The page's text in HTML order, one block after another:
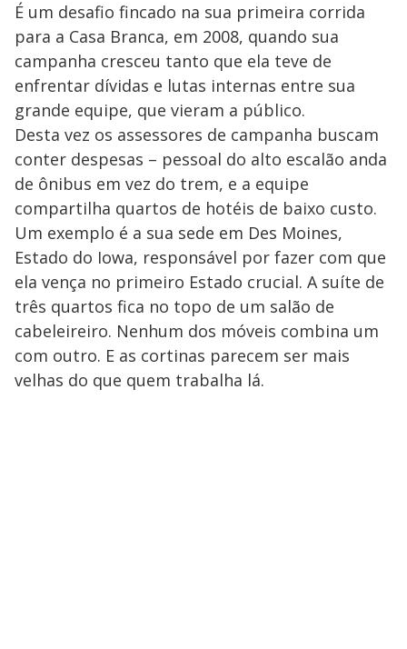
É um desafio fincado na sua primeira corrida
para a Casa Branca, em 2008, quando sua
campanha cresceu tanto que ela teve de
enfrentar dívidas e lutas internas entre sua
grande equipe, que vieram a público.
Desta vez os assessores de campanha buscam
conter despesas – pessoal do alto escalão anda
de ônibus em vez do trem, e a equipe
compartilha quartos de hotéis de baixo custo.
Um exemplo é a sua sede em Des Moines,
Estado do Iowa, responsável por fazer com que
ela vença no primeiro Estado crucial. A suíte de
três quartos fica no topo de um salão de
cabeleireiro. Nenhum dos móveis combina um
com outro. E as cortinas parecem ser mais
velhas do que quem trabalha lá.